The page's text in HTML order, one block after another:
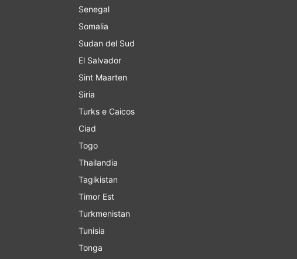
Senegal
Somalia
Sudan del Sud
El Salvador
Sint Maarten
Siria
Turks e Caicos
Ciad
Togo
Thailandia
Tagikistan
Timor Est
Turkmenistan
Tunisia
Tonga